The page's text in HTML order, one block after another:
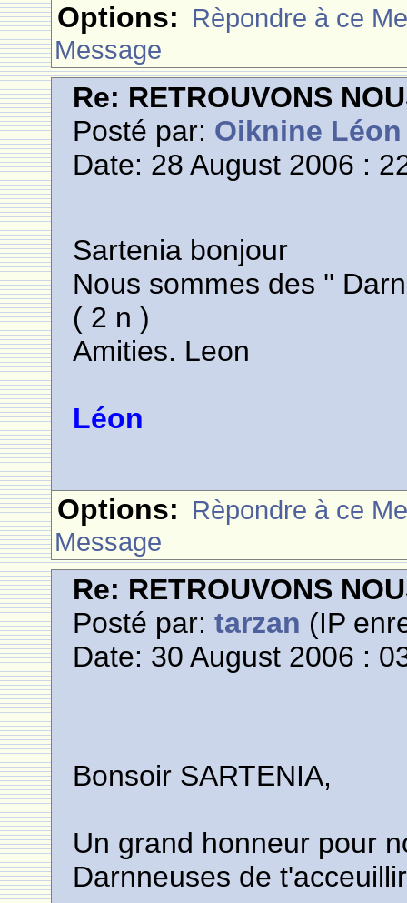
Options: Rèpondre à ce
Message
Re: RETROUVONS
Posté par: Oiknine Léon
Date: 28 August 2006 :
Sartenia bonjour
Nous sommes des ''
( 2 n )
Amities. Leon
Léon
Options: Rèpondre à ce
Message
Re: RETROUVONS
Posté par:tarzan (IP
Date: 30 August 2006 :
Bonsoir SARTENIA,
Un grand honneur pour
Darnneuses de